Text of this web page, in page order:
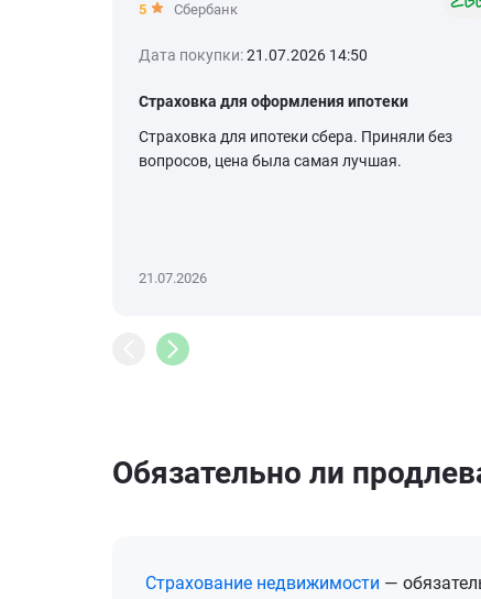
5 Сбербанк
Дата покупки:21.07.2026 14:50
Страховка для оформления ипотеки
Страховка для ипотеки сбера. Приняли без
вопросов, цена была самая лучшая.
21.07.2026
Обязательно ли
Страхование недвижимости —